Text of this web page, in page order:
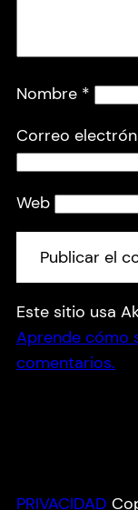
Nombre *
Correo
Web
Este sitio usa
Aprende cómo
comentarios.
PRIVACIDAD